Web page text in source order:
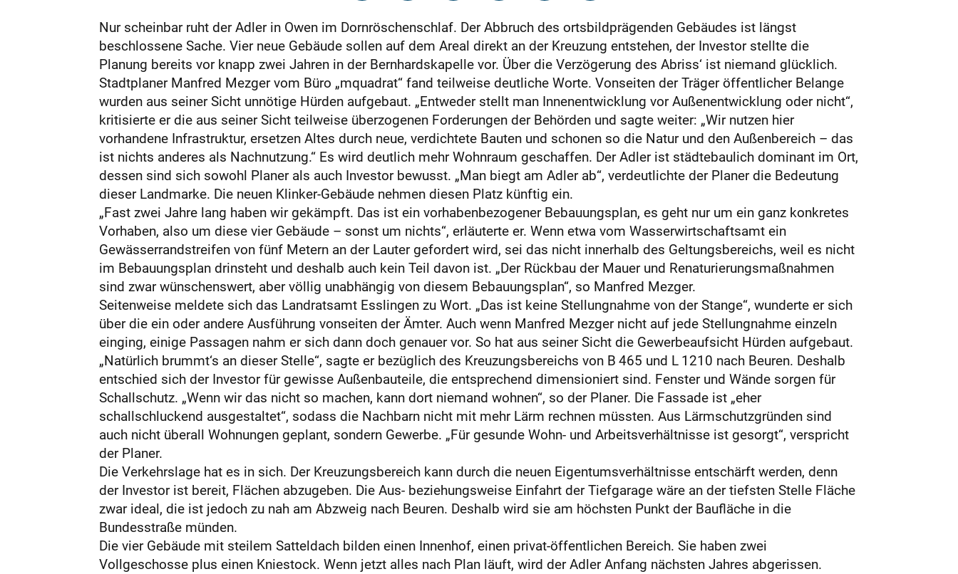
Nur scheinbar ruht der Adler in Owen im Dornröschenschlaf. Der Abbruch des ortsbildprägenden Gebäudes ist längst
beschlossene Sache. Vier neue Gebäude sollen auf dem Areal direkt an der Kreuzung entstehen, der Investor stellte die
Planung bereits vor knapp zwei Jahren in der Bernhardskapelle vor. Über die Verzögerung des Abriss‘ ist niemand glücklich.
Stadtplaner Manfred Mezger vom Büro „mquadrat“ fand teilweise deutliche Worte. Vonseiten der Träger öffentlicher Belange
wurden aus seiner Sicht unnötige Hürden aufgebaut. „Entweder stellt man Innenentwicklung vor Außenentwicklung oder nicht“,
kritisierte er die aus seiner Sicht teilweise überzogenen Forderungen der Behörden und sagte weiter: „Wir nutzen hier
vorhandene Infrastruktur, ersetzen Altes durch neue, verdichtete Bauten und schonen so die Natur und den Außenbereich – das
ist nichts anderes als Nachnutzung.“ Es wird deutlich mehr Wohnraum geschaffen. Der Adler ist städtebaulich dominant im Ort,
dessen sind sich sowohl Planer als auch Investor bewusst. „Man biegt am Adler ab“, verdeutlichte der Planer die Bedeutung
dieser Landmarke. Die neuen Klinker-Gebäude nehmen diesen Platz künftig ein.
„Fast zwei Jahre lang haben wir gekämpft. Das ist ein vorhabenbezogener Bebauungsplan, es geht nur um ein ganz konkretes
Vorhaben, also um diese vier Gebäude – sonst um nichts“, erläuterte er. Wenn etwa vom Wasserwirtschaftsamt ein
Gewässerrandstreifen von fünf Metern an der Lauter gefordert wird, sei das nicht innerhalb des Geltungsbereichs, weil es nicht
im Bebauungsplan drinsteht und deshalb auch kein Teil davon ist. „Der Rückbau der Mauer und Renaturierungsmaßnahmen
sind zwar wünschenswert, aber völlig unabhängig von diesem Bebauungsplan“, so Manfred Mezger.
Seitenweise meldete sich das Landratsamt Esslingen zu Wort. „Das ist keine Stellungnahme von der Stange“, wunderte er sich
über die ein oder andere Ausführung vonseiten der Ämter. Auch wenn Manfred Mezger nicht auf jede Stellungnahme einzeln
ein­ging, einige Passagen nahm er sich dann doch genauer vor. So hat aus seiner Sicht die Gewerbeaufsicht Hürden aufgebaut.
„Natürlich brummt‘s an dieser Stelle“, sagte er bezüglich des Kreuzungsbereichs von B 465 und L 1210 nach Beuren. Deshalb
entschied sich der Investor für gewisse Außenbauteile, die entsprechend dimensioniert sind. Fenster und Wände sorgen für
Schallschutz. „Wenn wir das nicht so machen, kann dort niemand wohnen“, so der Planer. Die Fassade ist „eher
schallschluckend ausgestaltet“, sodass die Nachbarn nicht mit mehr Lärm rechnen müssten. Aus Lärmschutzgründen sind
auch nicht überall Wohnungen geplant, sondern Gewerbe. „Für gesunde Wohn- und Arbeitsverhältnisse ist gesorgt“, verspricht
der Planer.
Die Verkehrslage hat es in sich. Der Kreuzungsbereich kann durch die neuen Eigentumsverhältnisse entschärft werden, denn
der Investor ist bereit, Flächen abzugeben. Die Aus- beziehungsweise Einfahrt der Tiefgarage wäre an der tiefsten Stelle Fläche
zwar ideal, die ist jedoch zu nah am Abzweig nach Beuren. Deshalb wird sie am höchsten Punkt der Baufläche in die
Bundesstraße münden.
Die vier Gebäude mit steilem Satteldach bilden einen Innenhof, einen privat-öffentlichen Bereich. Sie haben zwei
Vollgeschosse plus einen Kniestock. Wenn jetzt alles nach Plan läuft, wird der Adler Anfang nächsten Jahres abgerissen.